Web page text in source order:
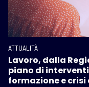
ATTUALITÀ
Lavoro, dalla
piano di
formazione e